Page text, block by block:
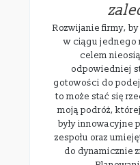
Rozwijanie firmy,
w ciągu jednego
celem
odpowiedniej
gotowości do
to może stać się
moją podróż,
były innowacyjne
zespołu oraz
do dynamicznie